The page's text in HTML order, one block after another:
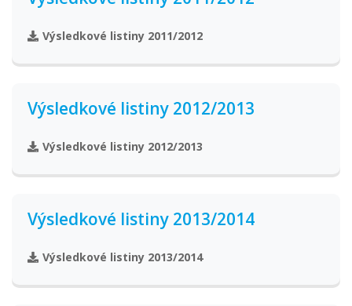
Výsledkové listiny 2011/2012
Výsledkové listiny 2012/2013
Výsledkové listiny 2012/2013
Výsledkové listiny 2013/2014
Výsledkové listiny 2013/2014